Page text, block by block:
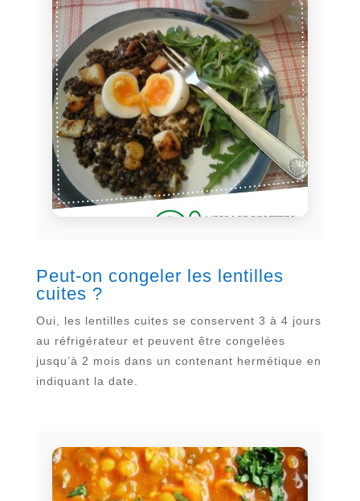
Peut-on congeler les lentilles
cuites ?
Oui, les lentilles cuites se conservent 3 à 4 jours
au réfrigérateur et peuvent être congelées
jusqu’à 2 mois dans un contenant hermétique en
indiquant la date.